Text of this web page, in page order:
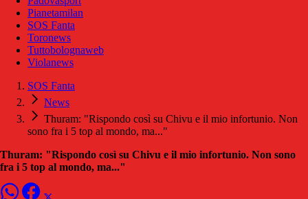
Pianetamilan
SOS Fanta
Toronews
Tuttobolognaweb
Violanews
SOS Fanta
News
Thuram: "Rispondo così su Chivu e il mio infortunio. Non
sono fra i 5 top al mondo, ma..."
Thuram: "Rispondo così su Chivu e il mio infortunio. Non sono
fra i 5 top al mondo, ma..."